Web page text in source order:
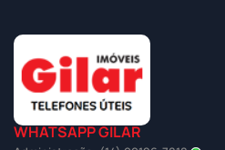
WHATSAPP GILAR